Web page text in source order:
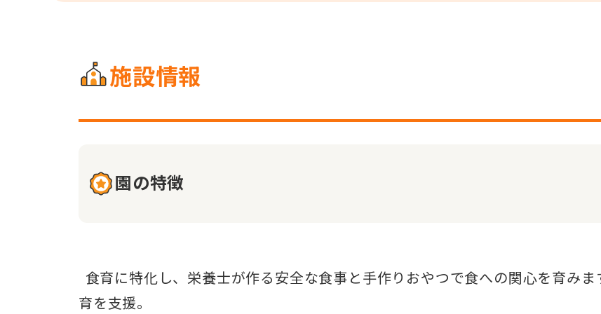
施設情報
園の特徴